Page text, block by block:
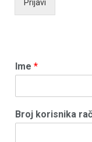
Prijavi
Ime *
Broj korisnika